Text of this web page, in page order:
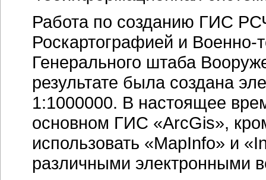
Работа по созданию ГИС
Роскартографией и Военно-
Генерального штаба
результате была создана
1:1000000. В настоящее
основном ГИС «ArcGis»,
использовать «MapInfo» и
различными электронными